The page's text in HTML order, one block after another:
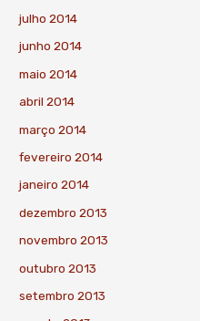
julho 2014
junho 2014
maio 2014
abril 2014
março 2014
fevereiro 2014
janeiro 2014
dezembro 2013
novembro 2013
outubro 2013
setembro 2013